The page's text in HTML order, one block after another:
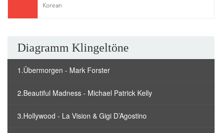
Korean
Diagramm Klingeltöne
1.Übermorgen - Mark Forster
2.Beautiful Madness - Michael Patrick Kelly
3.Hollywood - La Vision & Gigi D’Agostino